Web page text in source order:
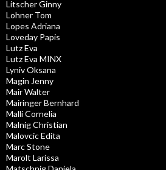
Litscher Ginny
Lohner Tom
Lopes Adriana
Loveday Papis
Lutz Eva
Lutz Eva MINX
Lyniv Oksana
Magin Jenny
Mair Walter
Mairinger Bernhard
Malli Cornelia
Malnig Christian
Malovcic Edita
Marc Stone
Marolt Larissa